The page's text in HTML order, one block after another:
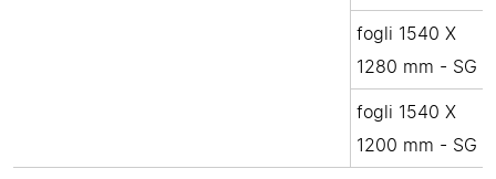
fogli 1540 X
1280 mm - SG
fogli 1540 X
1200 mm - SG